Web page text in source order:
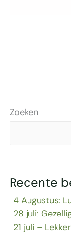
Zoeken
Recente
4 Augustus:
28 juli:
21 juli –